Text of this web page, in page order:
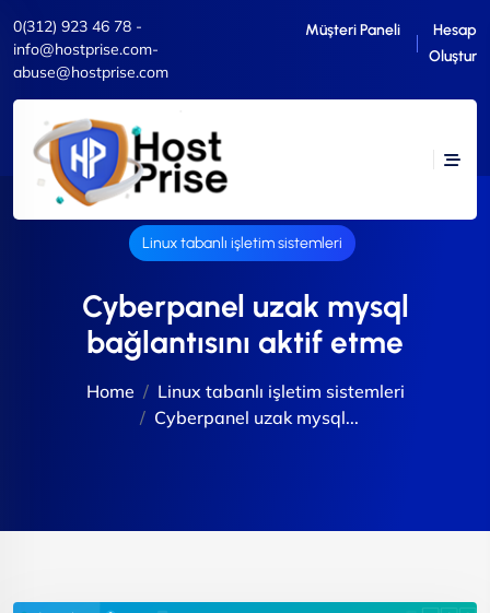
0(312) 923 46 78 -
info@hostprise.com-
abuse@hostprise.com
Müşteri Paneli
Hesap
Oluştur
Linux tabanlı işletim sistemleri
Cyberpanel uzak mysql
bağlantısını aktif etme
Home
Linux tabanlı işletim sistemleri
Cyberpanel uzak mysql...